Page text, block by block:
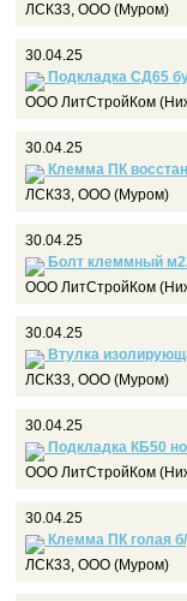
ЛСК33, ООО (Муром)
30.04.25
Подкладка СД65
ООО ЛитСтройКом
30.04.25
Клемма ПК
ЛСК33, ООО (Муром)
30.04.25
Болт клеммный
ООО ЛитСтройКом
30.04.25
Втулка
ЛСК33, ООО (Муром)
30.04.25
Подкладка КБ50
ООО ЛитСтройКом
30.04.25
Клемма ПК голая
ЛСК33, ООО (Муром)